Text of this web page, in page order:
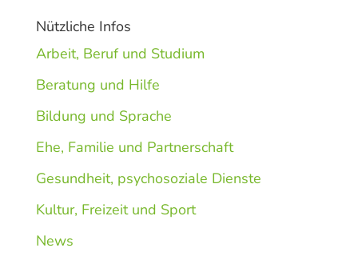
Nützliche Infos
Arbeit, Beruf und Studium
Beratung und Hilfe
Bildung und Sprache
Ehe, Familie und Partnerschaft
Gesundheit, psychosoziale Dienste
Kultur, Freizeit und Sport
News